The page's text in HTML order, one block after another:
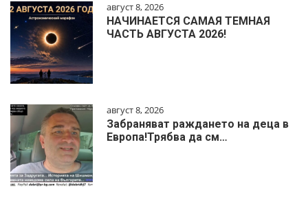
август 8, 2026
НАЧИНАЕТСЯ САМАЯ ТЕМНАЯ
ЧАСТЬ АВГУСТА 2026!
август 8, 2026
Забраняват раждането на деца в
Европа!Трябва да см…